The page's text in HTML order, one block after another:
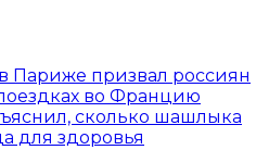
Париже призвал россиян
во Францию
сколько шашлыка
для здоровья